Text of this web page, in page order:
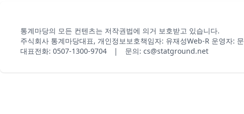
통계마당의 모든 컨텐츠는 저작권법에 의거 보호받고 있습니다.
주식회사 통계마당대표, 개인정보보호책임자: 유재성Web-R 운영자:
대표전화: 0507-1300-9704 | 문의: cs@statground.net